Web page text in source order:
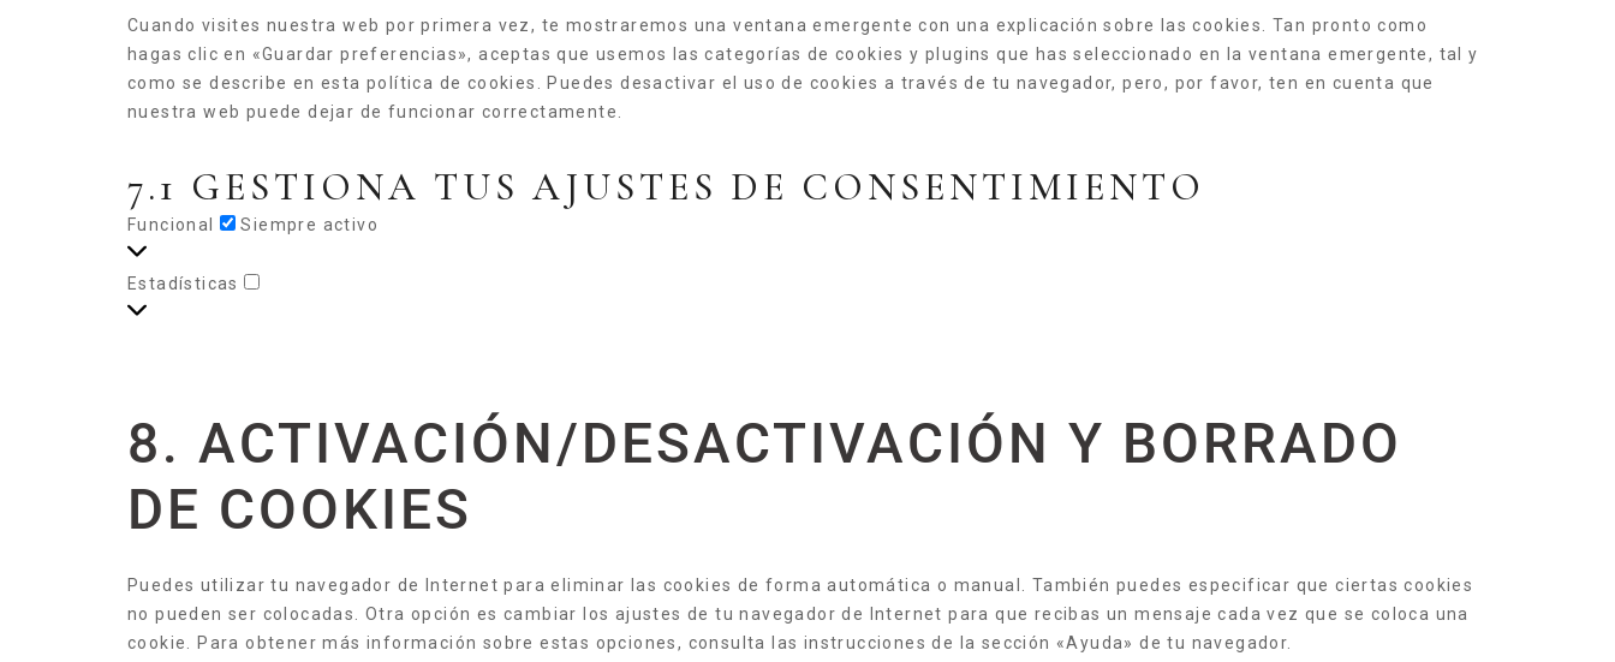
Cuando visites nuestra web por primera vez, te mostraremos una ventana emergente con una explicación sobre las cookies. Tan pronto como
hagas clic en «Guardar preferencias», aceptas que usemos las categorías de cookies y plugins que has seleccionado en la ventana emergente, tal y
como se describe en esta política de cookies. Puedes desactivar el uso de cookies a través de tu navegador, pero, por favor, ten en cuenta que
nuestra web puede dejar de funcionar correctamente.
7.1 GESTIONA TUS AJUSTES DE CONSENTIMIENTO
Funcional Siempre activo
Estadísticas
8. ACTIVACIÓN/DESACTIVACIÓN Y BORRADO
DE COOKIES
Puedes utilizar tu navegador de Internet para eliminar las cookies de forma automática o manual. También puedes especificar que ciertas cookies
no pueden ser colocadas. Otra opción es cambiar los ajustes de tu navegador de Internet para que recibas un mensaje cada vez que se coloca una
cookie. Para obtener más información sobre estas opciones, consulta las instrucciones de la sección «Ayuda» de tu navegador.